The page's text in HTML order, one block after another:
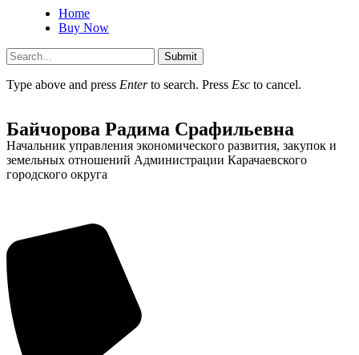
Home
Buy Now
Submit
Type above and press Enterto search. Press Esc to cancel.
Байчорова Радима Срафильевна
Начальник управления экономического развития, закупок и
земельных отношений Администрации Карачаевского
городского округа